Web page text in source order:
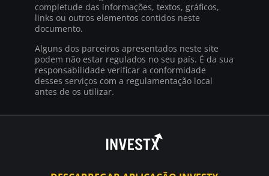
completude das informações, textos, gráficos,
links ou outros elementos contidos neste
documento.
Alguns dos parceiros apresentados neste site
podem não estar regulados no seu país. É da sua
responsabilidade verificar a conformidade
desses serviços com a regulamentação local
antes de os utilizar.